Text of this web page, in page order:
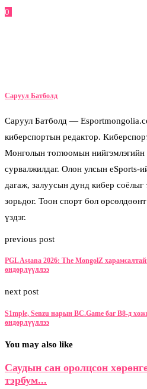
0
Саруул Батболд
Саруул Батболд —
киберспортын редактор.
Монголын тоглоомын нийгэмлэгийн
сурвалжилдаг. Олон улсын eSports-
дагаж, залуусын дунд кибер соёлыг
зорьдог. Тоон спорт бол
үздэг.
previous post
PGL Astana 2026: The MongolZ
өндөрлүүллээ
next post
S1mple, Senzu нарын BC.Game баг B8-д
өндөрлүүллээ
You may also like
Саудын сан оролцсон
тэрбум...